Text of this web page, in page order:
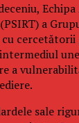
Echipa
(PSIRT) a
cu
a
sale